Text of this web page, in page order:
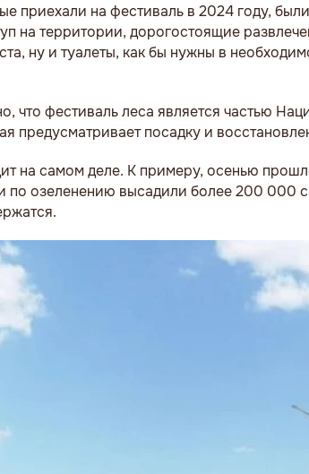
приехали на фестиваль в 2024 году,
на территории, дорогостоящие
ну и туалеты, как бы нужны в
что фестиваль леса является частью
предусматривает посадку и
на самом деле. К примеру, осенью
по озеленению высадили более 200 000